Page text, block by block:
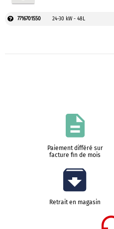
7716701550 24-30 kW - 48L
Paiement différé sur
facture fin de mois
Retrait en magasin